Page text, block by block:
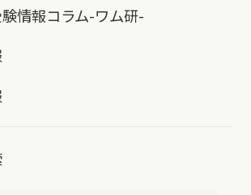
情報コラム-ワム研-